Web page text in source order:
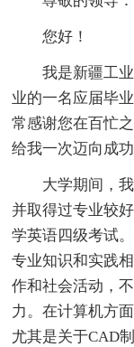
您好！
我是新疆工
业的一名应届毕
常感谢您在百忙
给我一次迈向成功
大学期间，
并取得过专业较
学英语四级考试
专业知识和实践
作和社会活动，
力。在计算机方
尤其是关于CAD